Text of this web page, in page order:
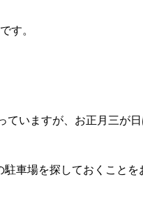
す。
ていますが、お正月三が
車場を探しておくことを